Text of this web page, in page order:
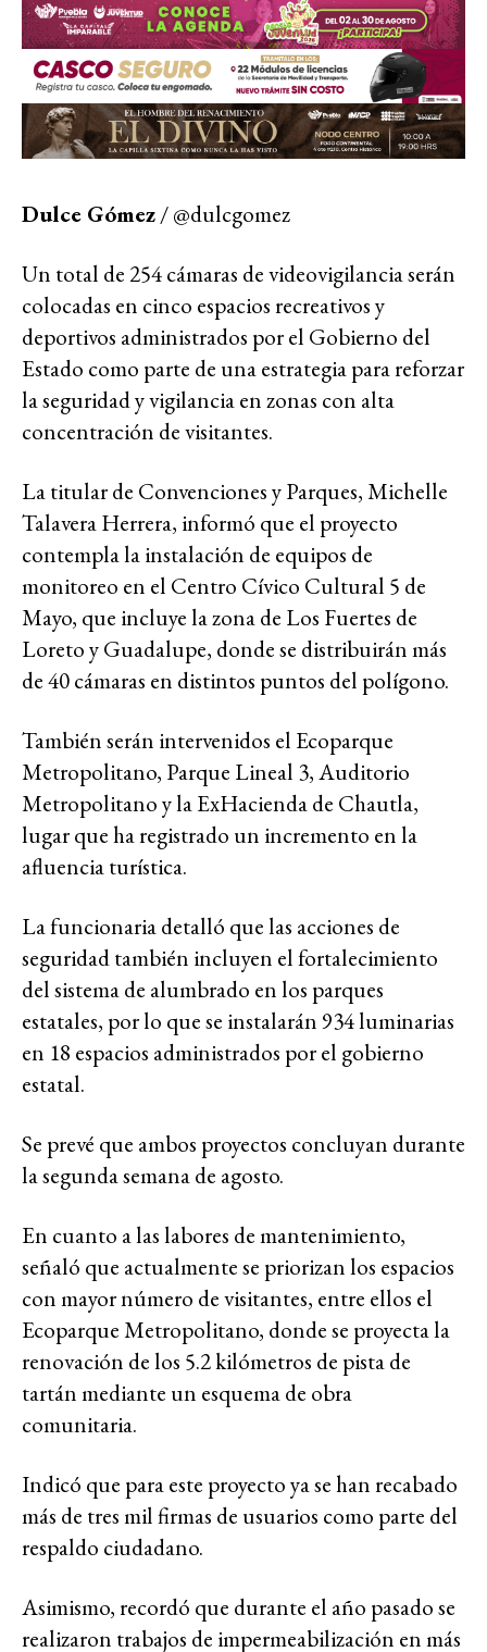
Dulce Gómez/ @dulcgomez
Un total de 254 cámaras de videovigilancia serán
colocadas en cinco espacios recreativos y
deportivos administrados por el Gobierno del
Estado como parte de una estrategia para reforzar
la seguridad y vigilancia en zonas con alta
concentración de visitantes.
La titular de Convenciones y Parques, Michelle
Talavera Herrera, informó que el proyecto
contempla la instalación de equipos de
monitoreo en el Centro Cívico Cultural 5 de
Mayo, que incluye la zona de Los Fuertes de
Loreto y Guadalupe, donde se distribuirán más
de 40 cámaras en distintos puntos del polígono.
También serán intervenidos el Ecoparque
Metropolitano, Parque Lineal 3, Auditorio
Metropolitano y la ExHacienda de Chautla,
lugar que ha registrado un incremento en la
afluencia turística.
La funcionaria detalló que las acciones de
seguridad también incluyen el fortalecimiento
del sistema de alumbrado en los parques
estatales, por lo que se instalarán 934 luminarias
en 18 espacios administrados por el gobierno
estatal.
Se prevé que ambos proyectos concluyan durante
la segunda semana de agosto.
En cuanto a las labores de mantenimiento,
señaló que actualmente se priorizan los espacios
con mayor número de visitantes, entre ellos el
Ecoparque Metropolitano, donde se proyecta la
renovación de los 5.2 kilómetros de pista de
tartán mediante un esquema de obra
comunitaria.
Indicó que para este proyecto ya se han recabado
más de tres mil firmas de usuarios como parte del
respaldo ciudadano.
Asimismo, recordó que durante el año pasado se
realizaron trabajos de impermeabilización en más